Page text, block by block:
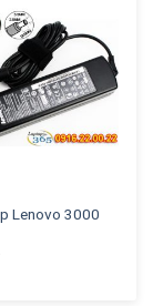
Lenovo 3000